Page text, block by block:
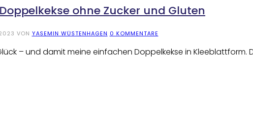
ohne Zucker und Gluten
VON YASEMIN WÜSTENHAGEN 0 KOMMENTARE
– und damit meine einfachen Doppelkekse in Kleeblattform.